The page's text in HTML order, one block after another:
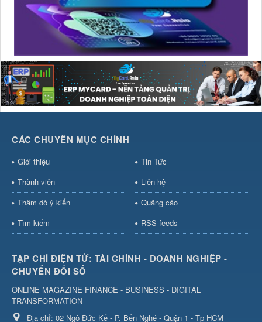
CÁC CHUYÊN MỤC CHÍNH
Giới thiệu
Tin Tức
Thành viên
Liên hệ
Thăm dò ý kiến
Quảng cáo
Tìm kiếm
RSS-feeds
TẠP CHÍ ĐIỆN TỬ: TÀI CHÍNH - DOANH NGHIỆP -
CHUYỂN ĐỔI SỐ
ONLINE MAGAZINE FINANCE - BUSINESS - DIGITAL
TRANSFORMATION
Địa chỉ: 02 Ngô Đức Kế - P. Bến Nghé - Quận 1 - Tp HCM